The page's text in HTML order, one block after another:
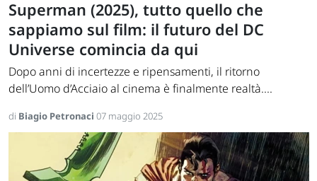
Superman (2025), tutto quello che
sappiamo sul film: il futuro del DC
Universe comincia da qui
Dopo anni di incertezze e ripensamenti, il ritorno
dell’Uomo d’Acciaio al cinema è finalmente realtà....
di Biagio Petronaci 07 maggio 2025